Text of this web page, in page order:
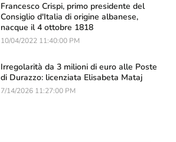
Francesco Crispi, primo presidente del
Consiglio d'Italia di origine albanese,
nacque il 4 ottobre 1818
10/04/2022 11:40:00 PM
Irregolarità da 3 milioni di euro alle Poste
di Durazzo: licenziata Elisabeta Mataj
7/14/2026 11:27:00 PM